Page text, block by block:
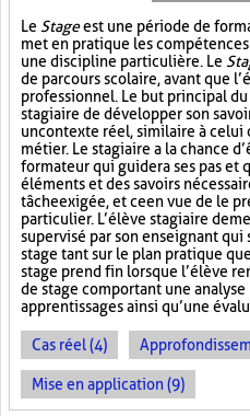
Le Stageest une période de
met en pratique les
une discipline particulière. Le
de parcours scolaire, avant que
professionnel. Le but principal
stagiaire de développer son
un contexte réel, similaire à
métier. Le stagiaire a la chance
formateur qui guidera ses pas et
éléments et des savoirs
tâche exigée, et ce en vue de le
particulier. L’élève stagiaire
supervisé par son enseignant qui
stage tant sur le plan pratique
stage prend fin lorsque l’élève
de stage comportant une
apprentissages ainsi qu’une
Cas réel (4)
Mise en application (9)